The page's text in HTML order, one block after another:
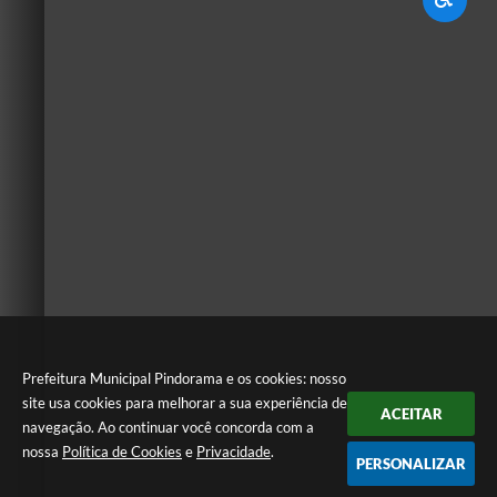
Prefeitura Municipal Pindorama e os cookies: nosso
site usa cookies para melhorar a sua experiência de
navegação. Ao continuar você concorda com a
nossa Política de Cookies e Privacidade.
ACEITAR
PERSONALIZAR